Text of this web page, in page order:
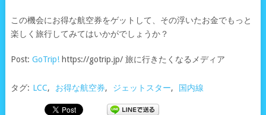
この機会にお得な航空券をゲットして、その浮いたお金でもっと
楽しく旅行してみてはいかがでしょうか？
Post: GoTrip!https://gotrip.jp/ 旅に行きたくなるメディア
タグ: LCC, お得な航空券, ジェットスター, 国内線